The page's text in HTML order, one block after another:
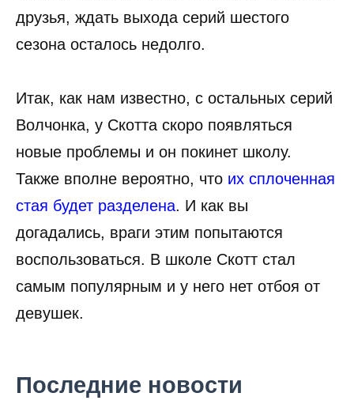
друзья, ждать выхода серий шестого
сезона осталось недолго.
Итак, как нам известно, с остальных серий
Волчонка, у Скотта скоро появляться
новые проблемы и он покинет школу.
Также вполне вероятно, что их сплоченная
стая будет разделена. И как вы
догадались, враги этим попытаются
воспользоваться. В школе Скотт стал
самым популярным и у него нет отбоя от
девушек.
Последние новости